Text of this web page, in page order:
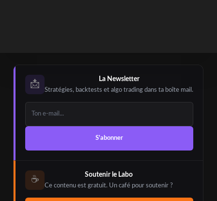
📩
La Newsletter
Stratégies, backtests et algo trading dans ta boîte mail.
S'abonner
☕
Soutenir le Labo
Ce contenu est gratuit. Un café pour soutenir ?